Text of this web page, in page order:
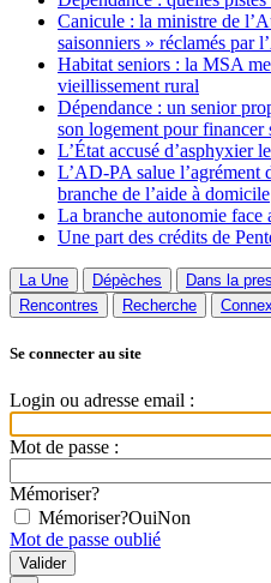
Canicule : la ministre de
saisonniers » réclamés par
Habitat seniors : la MSA
vieillissement rural
Dépendance : un senior
son logement pour financer
L’État accusé d’asphyxier
L’AD-PA salue l’agrément
branche de l’aide à domicile
La branche autonomie face
Une part des crédits de
La Une Dépèches Dans la
Rencontres
Recherche
Se connecter au site
Login ou adresse email :
Mot de passe :
Mémoriser?
Mémoriser?OuiNon
Mot de passe oublié